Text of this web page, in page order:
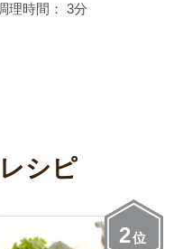
理時間： 3分
シピ
2位